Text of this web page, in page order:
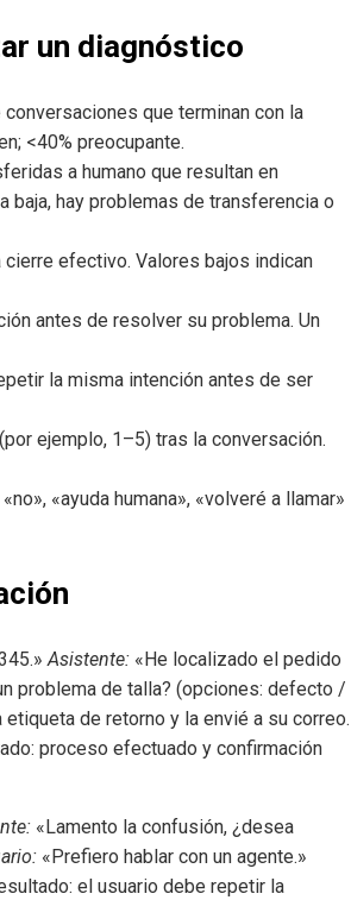
un diagnóstico
que terminan con la
<40% preocupante.
a humano que resultan en
baja, hay problemas de transferencia o
efectivo. Valores bajos indican
antes de resolver su problema. Un
la misma intención antes de ser
ejemplo, 1–5) tras la conversación.
«ayuda humana», «volveré a llamar»
Asistente: «He localizado el pedido
problema de talla? (opciones: defecto /
etiqueta de retorno y la envié a su correo.
proceso efectuado y confirmación
«Lamento la confusión, ¿desea
«Prefiero hablar con un agente.»
el usuario debe repetir la